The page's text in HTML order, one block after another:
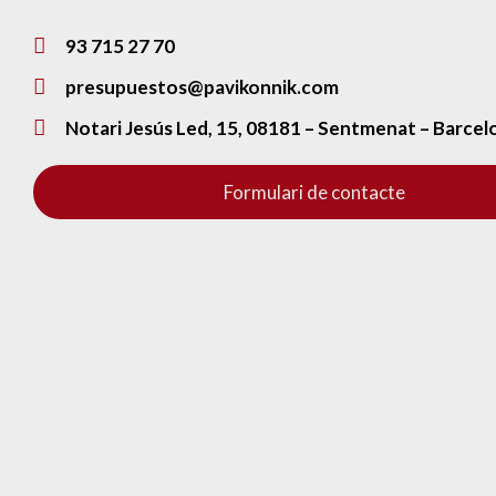
93 715 27 70
presupuestos@pavikonnik.com
Notari Jesús Led, 15, 08181 – Sentmenat –
Formulari de contacte